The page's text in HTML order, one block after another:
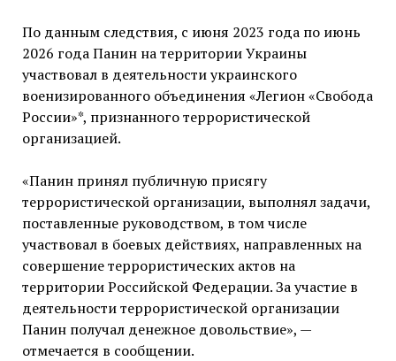
По данным следствия, с июня 2023 года по июнь
2026 года Панин на территории Украины
участвовал в деятельности украинского
военизированного объединения «Легион «Свобода
России»*, признанного террористической
организацией.
«Панин принял публичную присягу
террористической организации, выполнял задачи,
поставленные руководством, в том числе
участвовал в боевых действиях, направленных на
совершение террористических актов на
территории Российской Федерации. За участие в
деятельности террористической организации
Панин получал денежное довольствие», —
отмечается в сообщении.